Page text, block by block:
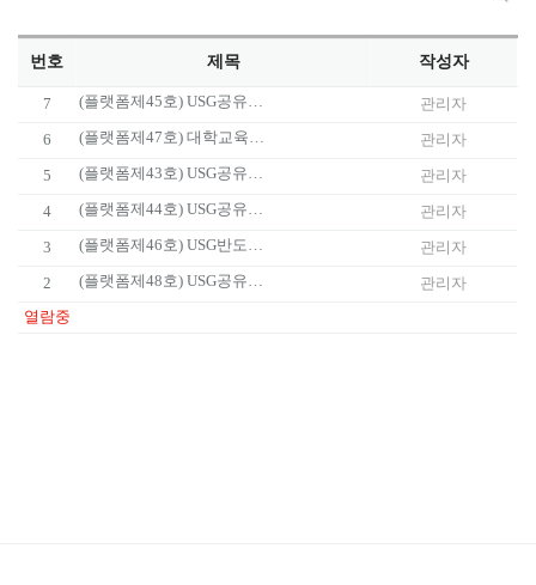
번호 제목 작성자
7 (플랫폼제45호) USG공유대학 마이크로디그리 운영 및 이수 지침(
관리자
6
(플랫폼제47호) 대학교육혁신본부 운영 지침( 2023 .10.16.자 일부
관리자
5
(플랫폼제43호) USG공유대학 융합전공 운영 지침( 2023
관리자
4
(플랫폼제44호) USG공유대학 대학원 운영 지침( 2023 .7. 31.자 일
관리자
3
(플랫폼제46호) USG반도체교육센터 운영 지침( 2023 .9.25.자 제
관리자
2
(플랫폼제48호) USG공유대학 융합전공 운영지침( 2023 .12.26.자
관리자
열람중